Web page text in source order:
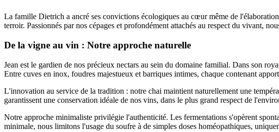
La famille Dietrich a ancré ses convictions écologiques au cœur même de
terroir. Passionnés par nos cépages et profondément attachés au respect du vivant,
De la vigne au vin : Notre approche naturelle
Jean est le gardien de nos précieux nectars au sein du domaine familial. Dans son
Entre cuves en inox, foudres majestueux et barriques intimes, chaque contenant
L'innovation au service de la tradition : notre chai maintient naturellement une
garantissent une conservation idéale de nos vins, dans le plus grand respect de
Notre approche minimaliste privilégie l'authenticité. Les fermentations s'opèrent
minimale, nous limitons l'usage du soufre à de simples doses homéopathiques,